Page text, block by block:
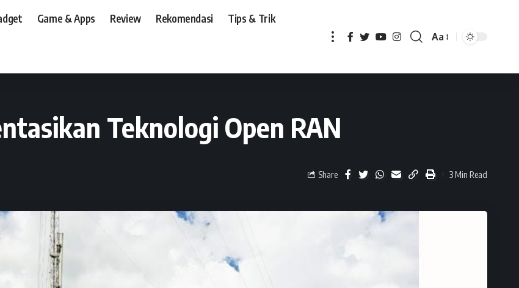
Game & Apps Review Rekomendasi Tips & Trik
Aa
Teknologi Open RAN
Share 3 Min Read